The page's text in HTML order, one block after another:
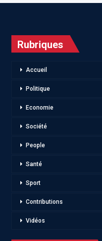
Rubriques
Accueil
Politique
Economie
Société
People
Santé
Sport
Contributions
Vidéos